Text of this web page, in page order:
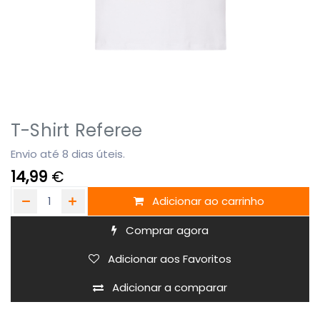
T-Shirt Referee
Envio até 8 dias úteis.
14,99 €
Adicionar ao carrinho
Comprar agora
Adicionar a comparar
Adicionar aos Favoritos